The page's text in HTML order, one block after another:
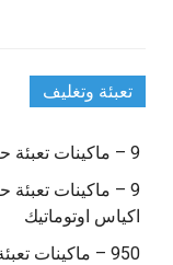
تعبئة وتغليف
9 – ماكينات تعبئة حبوب و حبيبات و بودر شديد النعومة
9 – ماكينات
اكياس اوتوماتيك
950 – ماكينات تعبئة بودر شديد النعومة في اكياس اوتوماتيك